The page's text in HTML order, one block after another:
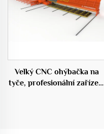
Velký CNC ohýbačka na
tyče, profesionální zařízení